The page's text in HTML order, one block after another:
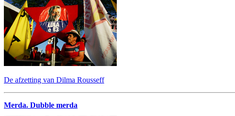
De afzetting van Dilma Rousseff
Merda. Dubble merda